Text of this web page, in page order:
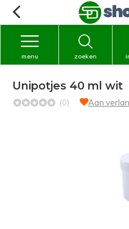
zoeken
menu
Unipotjes 40 ml wit
(0) Aan